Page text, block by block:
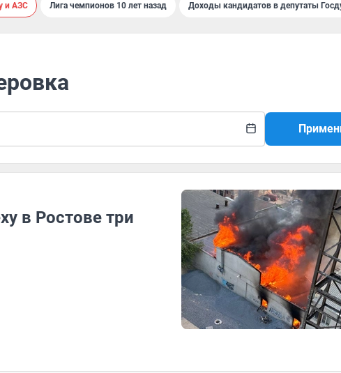
и АЗС Лига чемпионов 10 лет назад Доходы кандидатов в депутаты
в Ростове три